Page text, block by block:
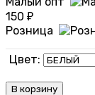
150 ₽
Розница
Цвет:
В корзину